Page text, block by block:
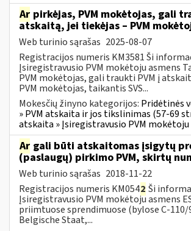
Ar pirkėjas, PVM mokėtojas, gali
atskaitą, jei tiekėjas – PVM
Web turinio sąrašas 2025-08-07
Registracijos numeris KM3581 Ši
Įsiregistravusio PVM mokėtoju asmens
PVM mokėtojas, gali traukti PVM į
PVM mokėtojas, taikantis SVS...
Mokesčių žinyno kategorijos: Pridėtinės
» PVM atskaita ir jos tikslinimas (57-69
atskaita » Įsiregistravusio PVM mokėtoju
Ar gali būti atskaitomas įsigytų
(paslaugų) pirkimo PVM, skirtų
Web turinio sąrašas 2018-11-22
Registracijos numeris KM0542 Ši
Įsiregistravusio PVM mokėtoju asmens
priimtuose sprendimuose (bylose C-110/
Belgische Staat,...